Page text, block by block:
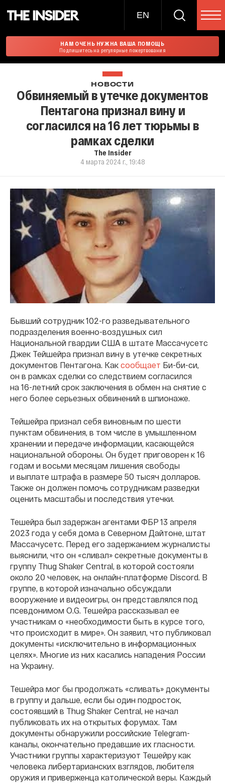
EN
НАМ ОЧЕНЬ НУЖНА ВАША ПОМОЩЬ
Подпишитесь на регулярные пожертвования
НОВОСТИ
Обвиняемый в утечке документов
Пентагона признал вину и
согласился на 16 лет тюрьмы в
рамках сделки
The Insider
4 марта 2024 г., 19:48
Бывший сотрудник 102-го разведывательного
подразделения военно-воздушных сил
Национальной гвардии США в штате Массачусетс
Джек Тейшейра признал вину в утечке секретных
документов Пентагона. Как сообщает Би-би-си,
он в рамках сделки со следствием согласился
на 16-летний срок заключения в обмен на снятие с
него более серьезных обвинений в шпионаже.
Тейшейра признал себя виновным по шести
пунктам обвинения, в том числе в умышленном
хранении и передаче информации, касающейся
национальной обороны. Он будет приговорен к 16
годам и восьми месяцам лишения свободы
и выплате штрафа в размере 50 тысяч долларов.
Также он должен помочь сотрудникам разведки
оценить масштабы и последствия утечки.
Тешейра был задержан агентами ФБР 13 апреля
2023 года у себя дома в Северном Дайтоне, штат
Массачусетс. Перед его задержанием журналисты
выяснили, что он «сливал» секретные документы в
группу Thug Shaker Central, в которой состояли
около 20 человек, на онлайн-платформе Discord. В
группе, в которой изначально обсуждали
вооружение и видеоигры, он представлялся под
псевдонимом O.G. Тешейра рассказывал ее
участникам о «необходимости быть в курсе того,
что происходит в мире». Он заявил, что публиковал
документы «исключительно в информационных
целях». Многие из них касались нападения России
на Украину.
Тешейра мог бы продолжать «сливать» документы
в группу и дальше, если бы один подросток,
состоявший в Thug Shaker Central, не начал
публиковать их на открытых форумах. Там
документы обнаружили российские Telegram-
каналы, окончательно предавшие их гласности.
Участники группы характеризуют Тешейру как
человека либертарианских взглядов, любителя
оружия и приверженца католической веры. Каждый